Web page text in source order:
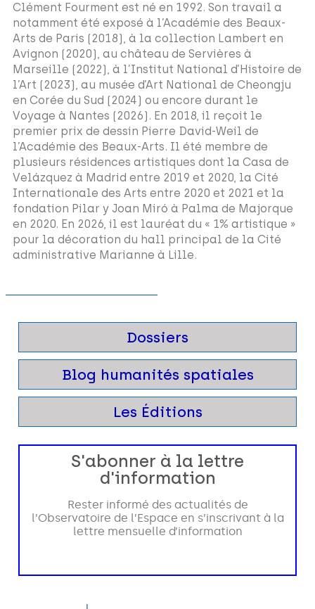
Clément Fourment est né en 1992. Son travail a
notamment été exposé à l’Académie des Beaux-
Arts de Paris (2018), à la collection Lambert en
Avignon (2020), au château de Servières à
Marseille (2022), à l’Institut National d’Histoire de
l’Art (2023), au musée d’Art National de Cheongju
en Corée du Sud (2024) ou encore durant le
Voyage à Nantes (2026). En 2018, il reçoit le
premier prix de dessin Pierre David-Weil de
l’Académie des Beaux-Arts. Il été membre de
plusieurs résidences artistiques dont la Casa de
Velázquez à Madrid entre 2019 et 2020, la Cité
Internationale des Arts entre 2020 et 2021 et la
fondation Pilar y Joan Miró à Palma de Majorque
en 2020. En 2026, il est lauréat du « 1% artistique »
pour la décoration du hall principal de la Cité
administrative Marianne à Lille.